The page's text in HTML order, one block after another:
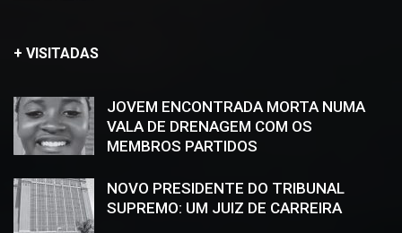
+ VISITADAS
JOVEM ENCONTRADA MORTA NUMA
VALA DE DRENAGEM COM OS
MEMBROS PARTIDOS
NOVO PRESIDENTE DO TRIBUNAL
SUPREMO: UM JUIZ DE CARREIRA